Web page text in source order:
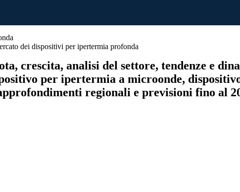
dei dispositivi per ipertermia profonda
crescita, analisi del settore, tendenze e
per ipertermia a microonde,
regionali e previsioni fino al